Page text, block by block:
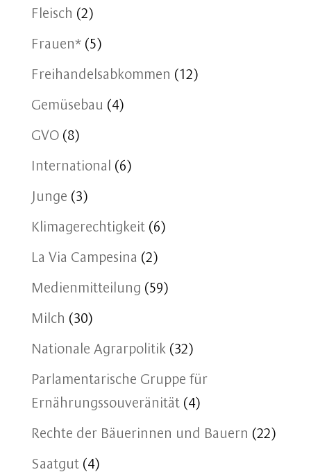
Fleisch (2)
Frauen*(5)
Freihandelsabkommen (12)
Gemüsebau (4)
GVO(8)
International (6)
Junge (3)
Klimagerechtigkeit (6)
La Via Campesina (2)
Medienmitteilung (59)
Milch (30)
Nationale Agrarpolitik (32)
Parlamentarische Gruppe für
Ernährungssouveränität (4)
Rechte der Bäuerinnen und Bauern (22)
Saatgut (4)